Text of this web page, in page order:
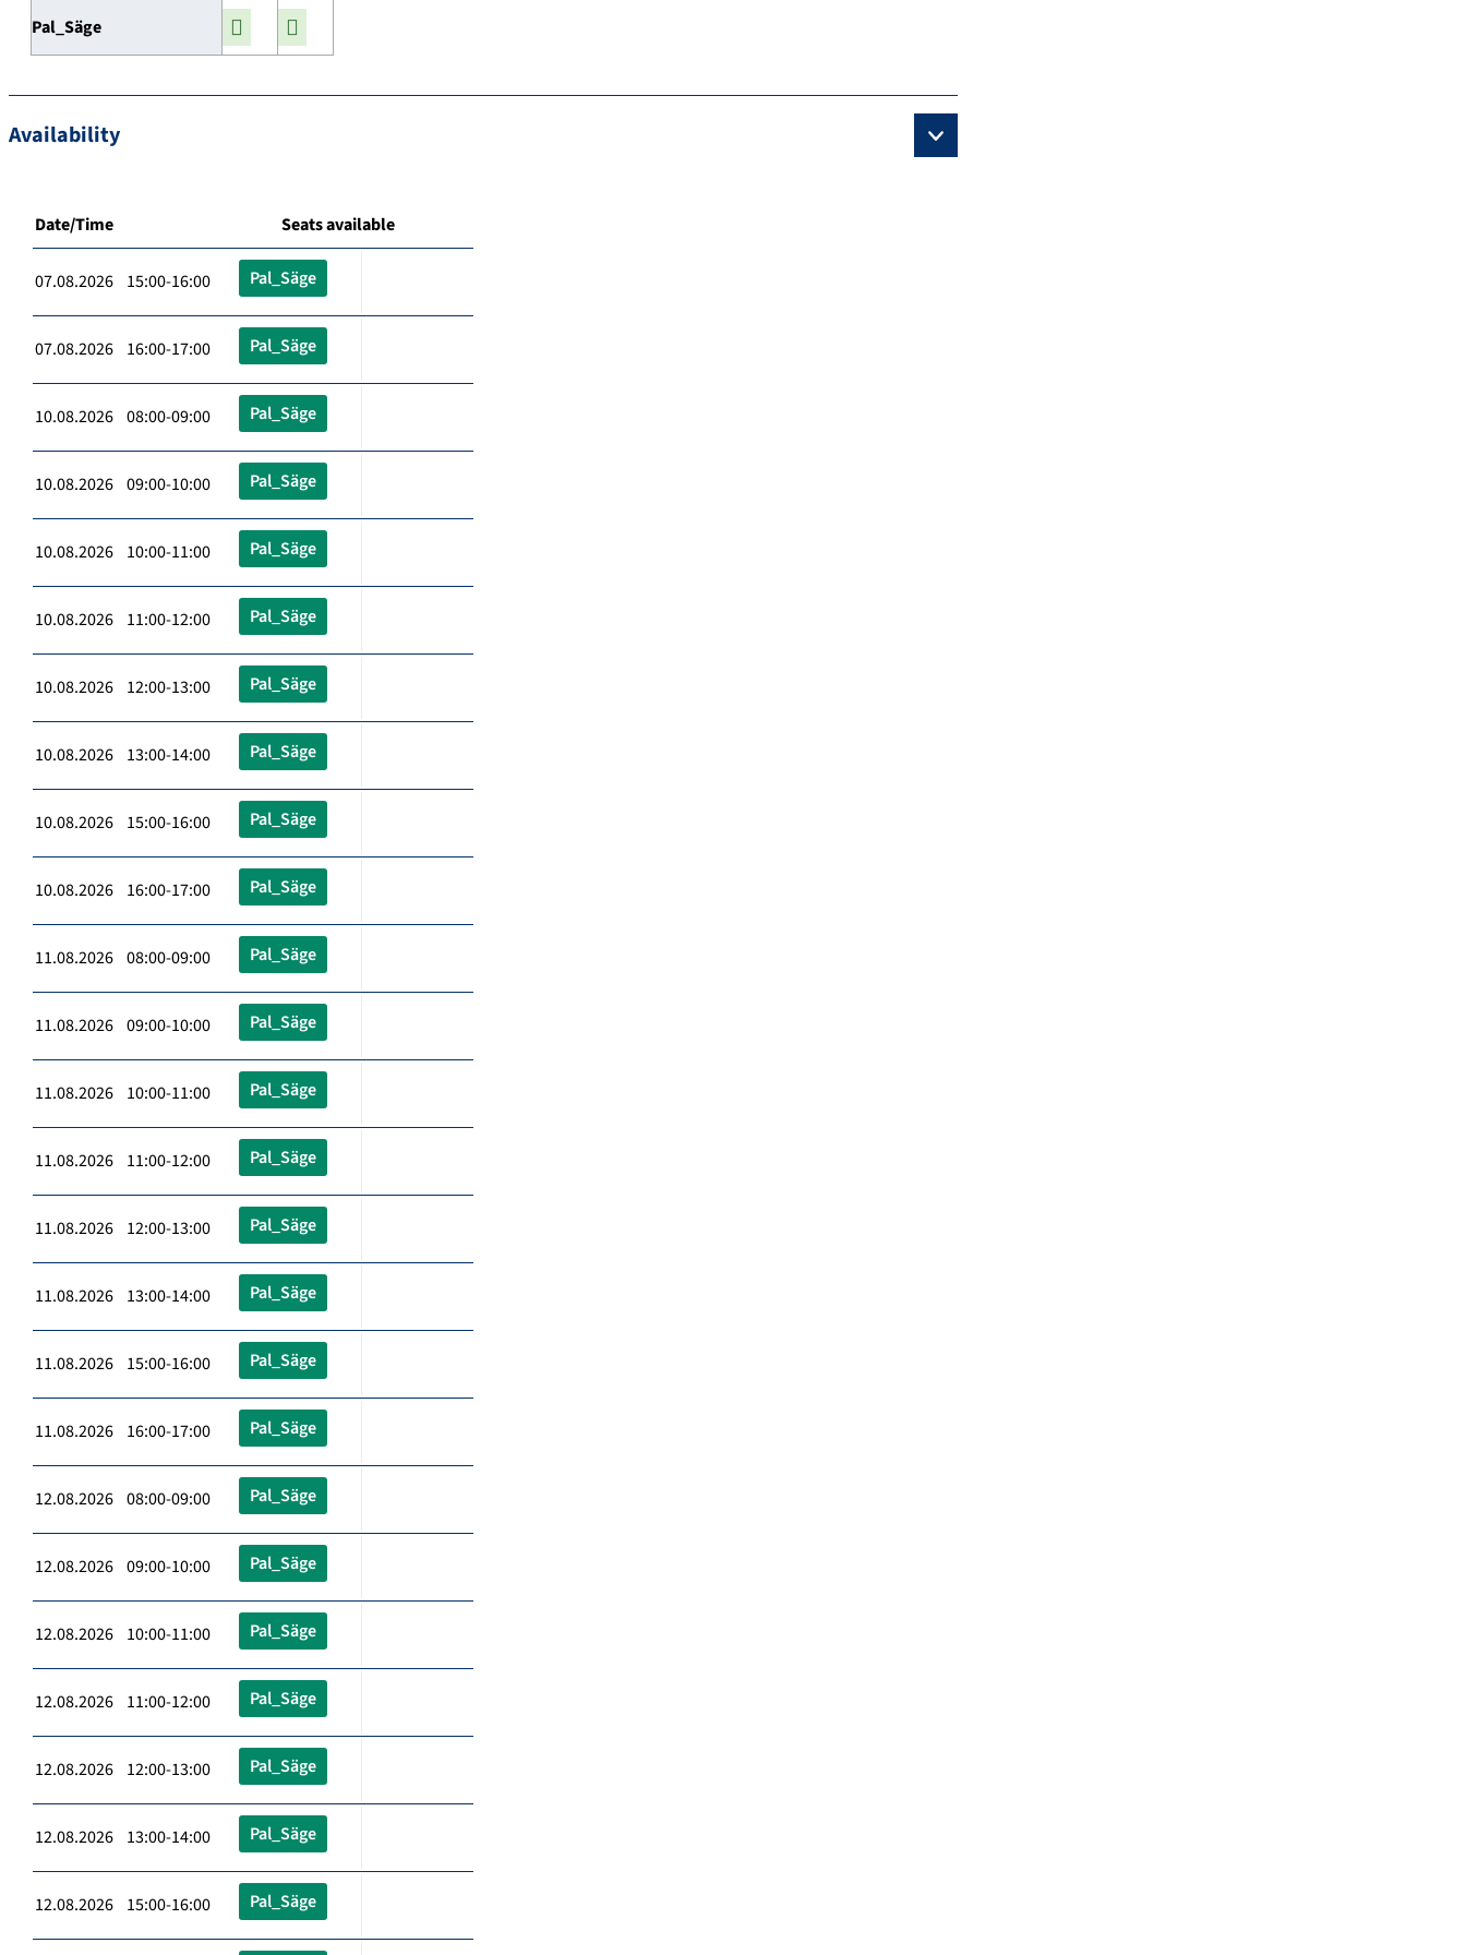
Pal_Säge
Availability
Date/Time Seats available
07.08.2026 15:00-16:00 Pal_Säge
07.08.2026 16:00-17:00 Pal_Säge
10.08.2026 08:00-09:00 Pal_Säge
10.08.2026 09:00-10:00 Pal_Säge
10.08.2026 10:00-11:00 Pal_Säge
10.08.2026 11:00-12:00 Pal_Säge
10.08.2026 12:00-13:00 Pal_Säge
10.08.2026 13:00-14:00 Pal_Säge
10.08.2026 15:00-16:00 Pal_Säge
10.08.2026 16:00-17:00 Pal_Säge
11.08.2026 08:00-09:00 Pal_Säge
11.08.2026 09:00-10:00 Pal_Säge
11.08.2026 10:00-11:00 Pal_Säge
11.08.2026 11:00-12:00 Pal_Säge
11.08.2026 12:00-13:00 Pal_Säge
11.08.2026 13:00-14:00 Pal_Säge
11.08.2026 15:00-16:00 Pal_Säge
11.08.2026 16:00-17:00 Pal_Säge
12.08.2026 08:00-09:00 Pal_Säge
12.08.2026 09:00-10:00 Pal_Säge
12.08.2026 10:00-11:00 Pal_Säge
12.08.2026 11:00-12:00 Pal_Säge
12.08.2026 12:00-13:00 Pal_Säge
12.08.2026 13:00-14:00 Pal_Säge
12.08.2026 15:00-16:00 Pal_Säge